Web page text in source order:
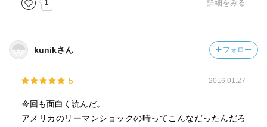
1 詳細をみる
kunikさん フォロー
5 2016.01.27
今回も面白く読んだ。
アメリカのリーマンショックの時ってこんなだったんだろ